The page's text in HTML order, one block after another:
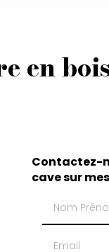
en
Contactez-
cave sur